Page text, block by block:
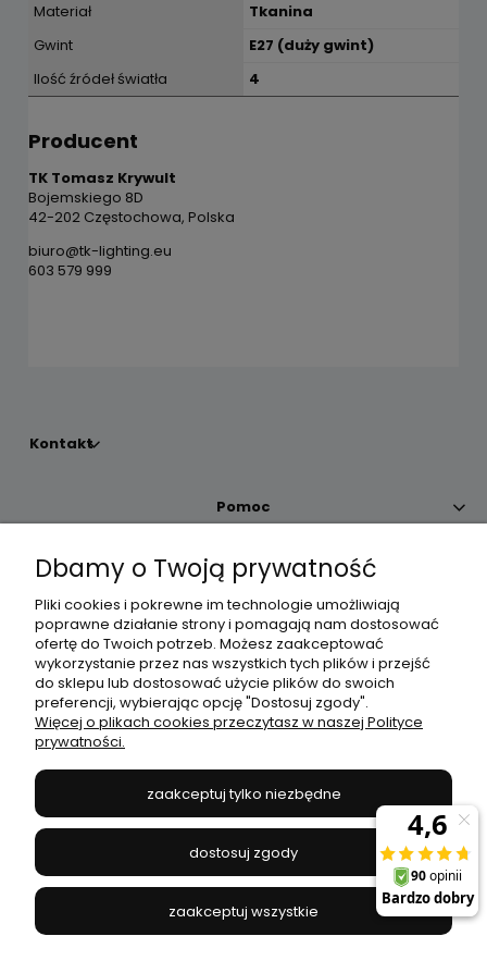
Materiał
Tkanina
Gwint
E27 (duży gwint)
Ilość źródeł światła
4
Producent
TK Tomasz Krywult
Bojemskiego 8D
42-202 Częstochowa, Polska
biuro@tk-lighting.eu
603 579 999
Kontakt
Pomoc
Moje konto
Płatności i dostawa
Informacje
JANEX
669-050-03-43
504 545 749//E-mail:sklep@janexmarket.pl
Dbamy o Twoją prywatność
Pliki cookies i pokrewne im technologie umożliwiają
poprawne działanie strony i pomagają nam dostosować
ofertę do Twoich potrzeb. Możesz zaakceptować
wykorzystanie przez nas wszystkich tych plików i przejść
do sklepu lub dostosować użycie plików do swoich
preferencji, wybierając opcję "Dostosuj zgody".
Więcej o plikach cookies przeczytasz w naszej Polityce
prywatności.
zaakceptuj tylko niezbędne
dostosuj zgody
zaakceptuj wszystkie